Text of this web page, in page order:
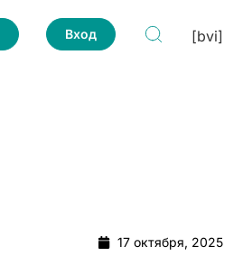
Вход [bvi]
17 октября, 2025